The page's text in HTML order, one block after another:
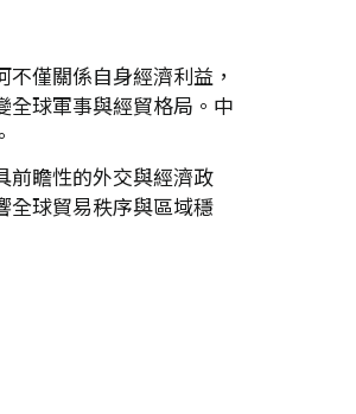
僅關係自身經濟利益，
全球軍事與經貿格局。中
前瞻性的外交與經濟政
全球貿易秩序與區域穩